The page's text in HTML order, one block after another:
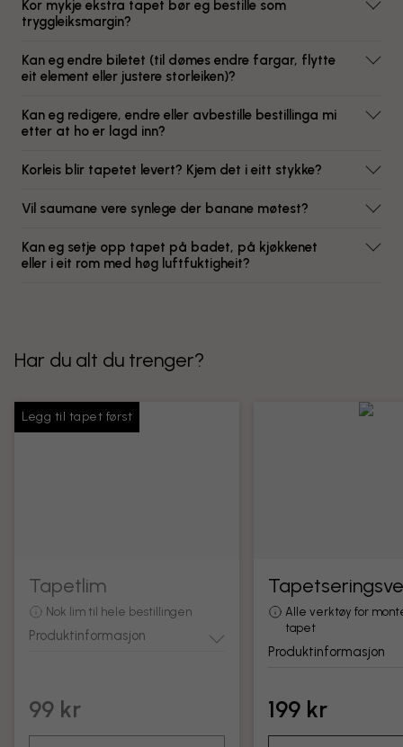
Kor mykje ekstra tapet bør eg bestille som
tryggleiksmargin?
Kan eg endre biletet (til dømes endre fargar, flytte
eit element eller justere storleiken)?
Kan eg redigere, endre eller avbestille bestillinga mi
etter at ho er lagd inn?
Korleis blir tapetet levert? Kjem det i eitt stykke?
Vil saumane vere synlege der banane møtest?
Kan eg setje opp tapet på badet, på kjøkkenet
eller i eit rom med høg luftfuktigheit?
Har du alt du trenger?
Legg til tapet først
Tapetlim
Nok lim til hele bestillingen
Produktinformasjon
99 kr
Alle verktøy for
tapet
Produktinformasjon
199 kr